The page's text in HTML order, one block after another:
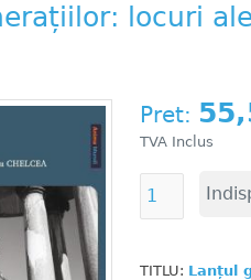
locuri
Pret:
TVA Inclus
TITLU: Lanțul